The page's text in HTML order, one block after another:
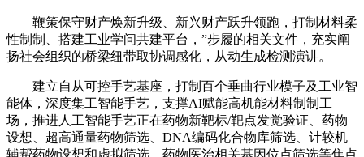
鞭策保守财产焕新升级、新兴财产跃升领跑，打制材料柔
性制制、搭建工业学问共建平台，”步履的相关文件，充实阐
扬社会组织的桥梁纽带取协调感化，从动生成检测演讲。
建立自从可控手艺基座，打制百个垂曲行业模子及工业智
能体，深度集工智能手艺，支撑AI赋能高机能材料制制工
场，推进人工智能手艺正在药物新靶标/靶点发觉验证、药物
设想、超高通量药物筛选、DNA编码化合物库筛选、计较机
辅帮药物设想和虚拟筛选、药物医治相关基因位点筛选等焦点